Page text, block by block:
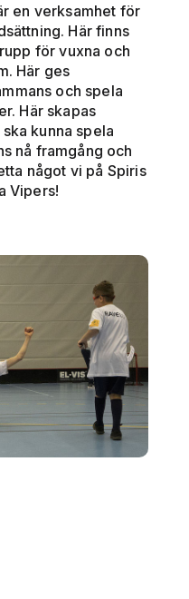
en verksamhet för
Här finns
för vuxna och
Här ges
och spela
Här skapas
kunna spela
nå framgång och
något vi på Spiris
Vipers!